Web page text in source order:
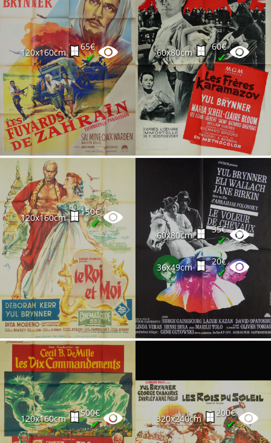
120x160cm
65€
✔ 60x80cm
60€
✔
120x160cm
150€
✔
60x80cm
35€
✔
36x49cm
20€
✔
120x160cm
500€
✔ 320x240cm
200€
✔